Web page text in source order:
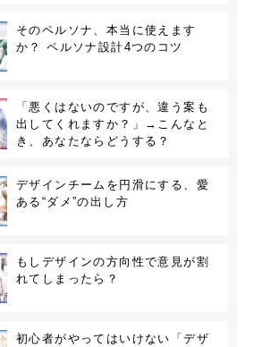
そのペルソナ、本当に使えます
か？ ペルソナ設計4つのコツ
「悪くはないのですが、違う案も
出してくれますか？」→こんなと
き、あなたならどうする？
デザインチームを円滑にする、愛
ある“ダメ”の出し方
もしデザインの方向性で意見が割
れてしまったら？
初心者がやってはいけない「デザ